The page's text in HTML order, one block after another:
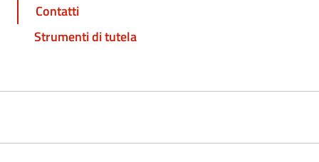
Contatti
Strumenti di tutela